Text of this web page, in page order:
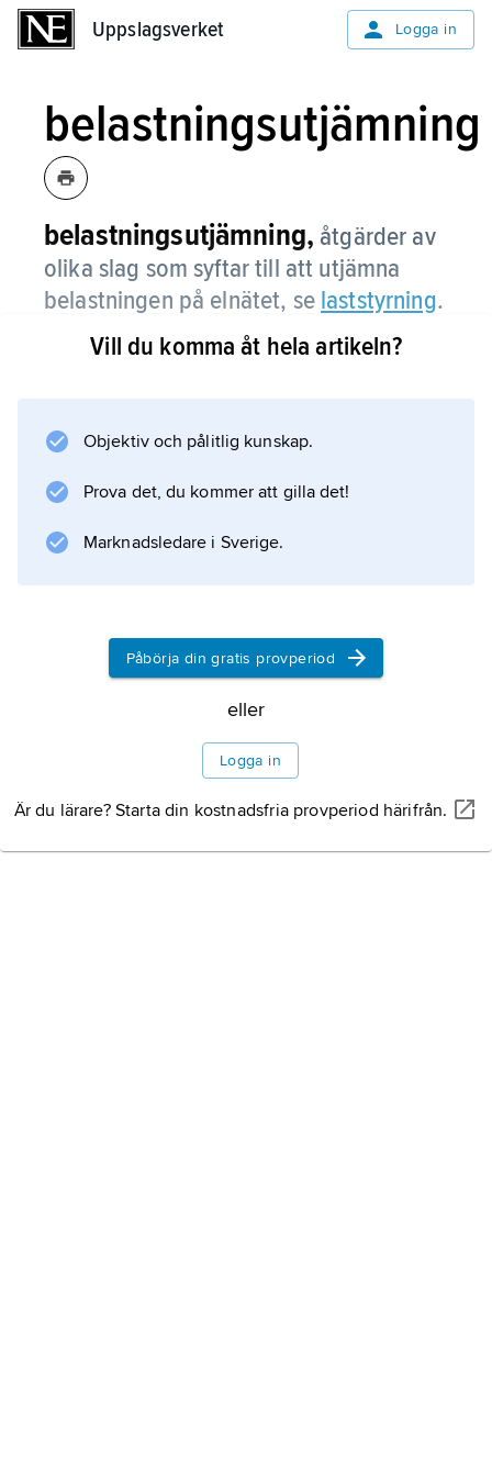
Uppslagsverket Logga in
belastningsutjämning
belastningsutjämning, åtgärder av
olika slag som syftar till att utjämna
belastningen på elnätet, se laststyrning.
Information om artikeln
Vill du komma åt hela artikeln?
Objektiv och pålitlig kunskap.
Prova det, du kommer att gilla det!
Marknadsledare i Sverige.
Påbörja din gratis provperiod
eller
Logga in
Är du lärare? Starta din kostnadsfria provperiod härifrån.